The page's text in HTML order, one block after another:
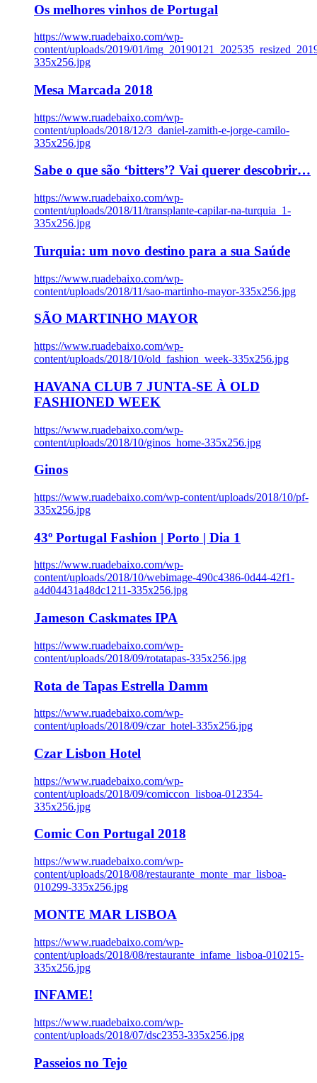
Os melhores vinhos de Portugal
https://www.ruadebaixo.com/wp-
content/uploads/2019/01/
335x256.jpg
Mesa Marcada 2018
https://www.ruadebaixo.com/wp-
content/uploads/2018/12/3_daniel-zamith-e-jorge-camilo-
335x256.jpg
Sabe o que são ‘bitters’? Vai querer descobrir…
https://www.ruadebaixo.com/wp-
content/uploads/2018/11/transplante-capilar-na-turquia_1-
335x256.jpg
Turquia: um novo destino para a sua Saúde
https://www.ruadebaixo.com/wp-
content/uploads/2018/11/sao-martinho-mayor-335x256.jpg
SÃO MARTINHO MAYOR
https://www.ruadebaixo.com/wp-
content/uploads/2018/10/old_fashion_week-335x256.jpg
HAVANA CLUB 7 JUNTA-SE À OLD
FASHIONED WEEK
https://www.ruadebaixo.com/wp-
content/uploads/2018/10/ginos_home-335x256.jpg
Ginos
https://www.ruadebaixo.com/wp-content/uploads/2018/10/pf-
335x256.jpg
43º Portugal Fashion | Porto | Dia 1
https://www.ruadebaixo.com/wp-
content/uploads/2018/10/webimage-490c4386-0d44-42f1-
a4d04431a48dc1211-335x256.jpg
Jameson Caskmates IPA
https://www.ruadebaixo.com/wp-
content/uploads/2018/09/rotatapas-335x256.jpg
Rota de Tapas Estrella Damm
https://www.ruadebaixo.com/wp-
content/uploads/2018/09/czar_hotel-335x256.jpg
Czar Lisbon Hotel
https://www.ruadebaixo.com/wp-
content/uploads/2018/09/comiccon_lisboa-012354-
335x256.jpg
Comic Con Portugal 2018
https://www.ruadebaixo.com/wp-
content/uploads/2018/08/restaurante_monte_mar_lisboa-
010299-335x256.jpg
MONTE MAR LISBOA
https://www.ruadebaixo.com/wp-
content/uploads/2018/08/restaurante_infame_lisboa-010215-
335x256.jpg
INFAME!
https://www.ruadebaixo.com/wp-
content/uploads/2018/07/dsc2353-335x256.jpg
Passeios no Tejo